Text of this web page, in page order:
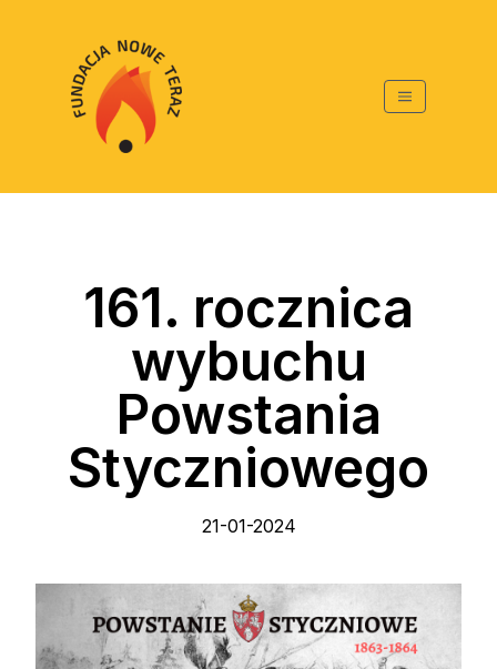
161. rocznica
wybuchu
Powstania
Styczniowego
21-01-2024